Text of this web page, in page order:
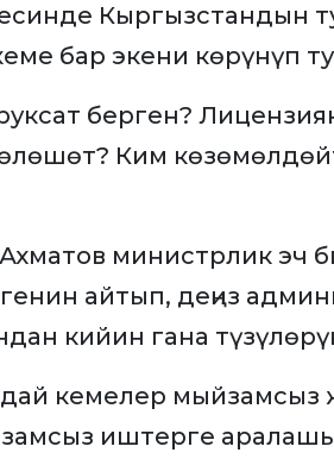
Кыргызстандын
бар экени көрүнүп
берген?
Ким
министрлик эч
айтып, деңиз
кийин гана
кемелер мыйзамсыз
иштерге